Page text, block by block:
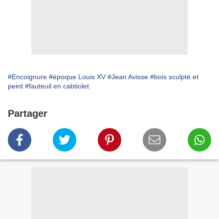
#Encoignure #époque Louis XV #Jean Avisse #bois sculpté et
peint #fauteuil en cabtiolet
Partager